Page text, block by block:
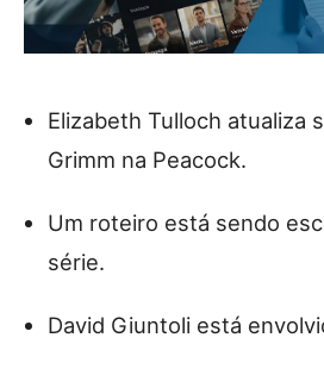
Elizabeth Tulloch atualiza
Grimm na Peacock.
Um roteiro está sendo
série.
David Giuntoli está